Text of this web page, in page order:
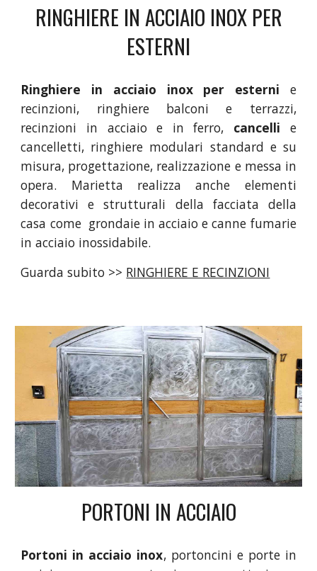
RINGHIERE IN ACCIAIO INOX PER
ESTERNI
Ringhiere in acciaio inox per esterni e
recinzioni, ringhiere balconi e terrazzi,
recinzioni in acciaio e in ferro, cancelli e
cancelletti, ringhiere modulari standard e su
misura, progettazione, realizzazione e messa in
opera. Marietta realizza anche elementi
decorativi e strutturali della facciata della
casa come grondaie in acciaio e canne fumarie
in acciaio inossidabile.
Guarda subito >> RINGHIERE E RECINZIONI
PORTONI IN ACCIAIO
Portoni in acciaio inox, portoncini e porte in